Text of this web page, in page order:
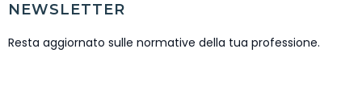
NEWSLETTER
Resta aggiornato sulle normative della tua professione.